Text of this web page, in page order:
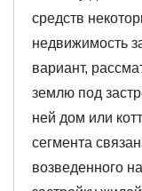
средств
недвижимость
вариант,
землю под
ней дом или
сегмента
возведенного